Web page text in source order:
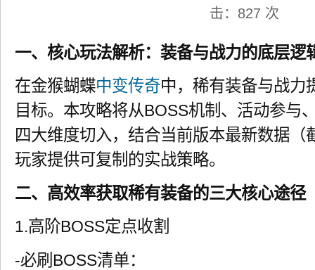
击： 827 次
一、核心玩法解析：装备与战力的底层逻
在金猴蝴蝶中变传奇中，稀有装备与战力
目标。本攻略将从BOSS机制、活动参与
四大维度切入，结合当前版本最新数据（
玩家提供可复制的实战策略。
二、高效率获取稀有装备的三大核心途径
1.高阶BOSS定点收割
-必刷BOSS清单：